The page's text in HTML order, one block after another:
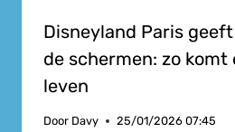
Disneyland Paris
de schermen: zo
leven
Door Davy 25/01/2026 07:45